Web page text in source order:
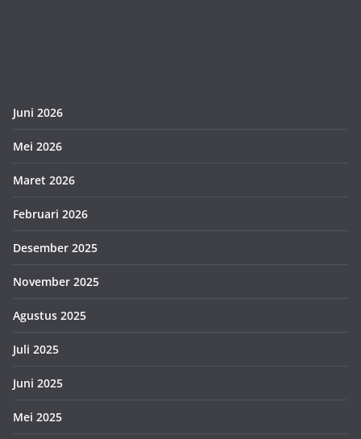
Juni 2026
Mei 2026
Maret 2026
Februari 2026
Desember 2025
November 2025
Agustus 2025
Juli 2025
Juni 2025
Mei 2025